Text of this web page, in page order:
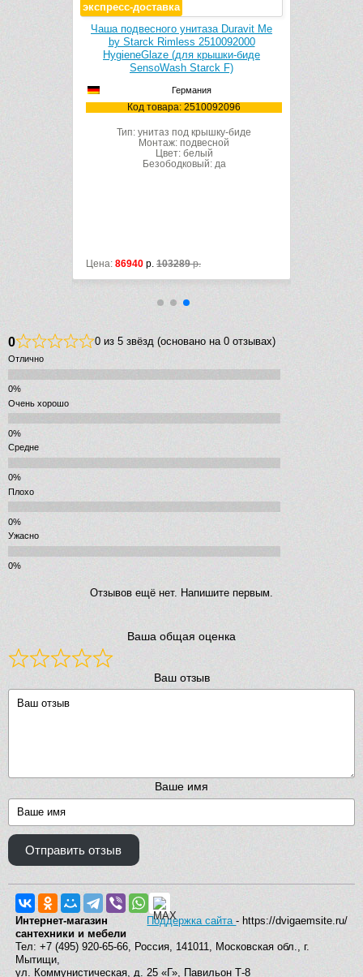
A2
экспресс-доставка
Чаша подвесного унитаза Duravit Me
by Starck Rimless 2510092000
HygieneGlaze (для крышки-биде
SensoWash Starck F)
Германия
Код товара: 2510092096
Тип: унитаз под крышку-биде
Монтаж: подвесной
Цвет: белый
Безободковый: да
Цена: 86940 р. 103289р.
Монтаж:
0 0 из 5 звёзд (основано на 0 отзывах)
Отлично
Очень хорошо
Средне
Плохо
Ужасно
Отзывов ещё нет. Напишите первым.
Ваша общая оценка
Ваш отзыв
Ваше имя
Отправить отзыв
Поддержка сайта- https://dvigaemsite.ru/
Интернет-магазин
сантехники и мебели
Тел: +7 (495) 920-65-66, Россия, 141011, Московская обл., г.
Мытищи,
ул. Коммунистическая, д. 25 «Г», Павильон Т-8